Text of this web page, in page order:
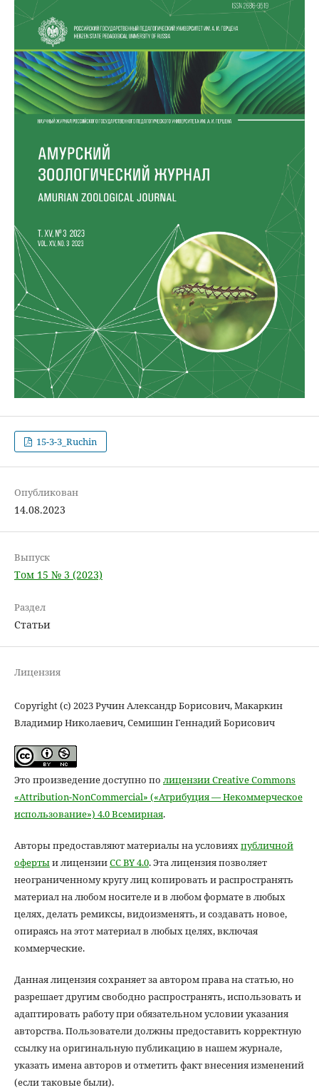
15-3-3_Ruchin
Опубликован
14.08.2023
Выпуск
Том 15 № 3 (2023)
Раздел
Статьи
Лицензия
Copyright (c) 2023 Ручин Александр Борисович, Макаркин
Владимир Николаевич, Семишин Геннадий Борисович
Это произведение доступно по лицензии Creative Commons
«Attribution-NonCommercial» («Атрибуция — Некоммерческое
использование») 4.0 Всемирная.
Авторы предоставляют материалы на условияхпубличной
офертыи лицензииCC BY 4.0. Эта лицензия позволяет
неограниченному кругу лиц копировать и распространять
материал на любом носителе и в любом формате в любых
целях, делать ремиксы, видоизменять, и создавать новое,
опираясь на этот материал в любых целях, включая
коммерческие.
Данная лицензия сохраняет за автором права на статью, но
разрешает другим свободно распространять, использовать и
адаптировать работу при обязательном условии указания
авторства. Пользователи должны предоставить корректную
ссылку на оригинальную публикацию в нашем журнале,
указать имена авторов и отметить факт внесения изменений
(если таковые были).